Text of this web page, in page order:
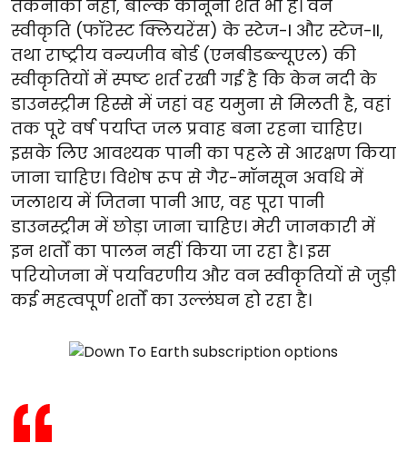
तकनीकी नहीं, बल्कि कानूनी शर्त भी है। वन
स्वीकृति (फॉरेस्ट क्लियरेंस) के स्टेज-I और स्टेज-II,
तथा राष्ट्रीय वन्यजीव बोर्ड (एनबीडब्ल्यूएल) की
स्वीकृतियों में स्पष्ट शर्त रखी गई है कि केन नदी के
डाउनस्ट्रीम हिस्से में जहां वह यमुना से मिलती है, वहां
तक पूरे वर्ष पर्याप्त जल प्रवाह बना रहना चाहिए।
इसके लिए आवश्यक पानी का पहले से आरक्षण किया
जाना चाहिए। विशेष रूप से गैर-मॉनसून अवधि में
जलाशय में जितना पानी आए, वह पूरा पानी
डाउनस्ट्रीम में छोड़ा जाना चाहिए। मेरी जानकारी में
इन शर्तों का पालन नहीं किया जा रहा है। इस
परियोजना में पर्यावरणीय और वन स्वीकृतियों से जुड़ी
कई महत्वपूर्ण शर्तों का उल्लंघन हो रहा है।